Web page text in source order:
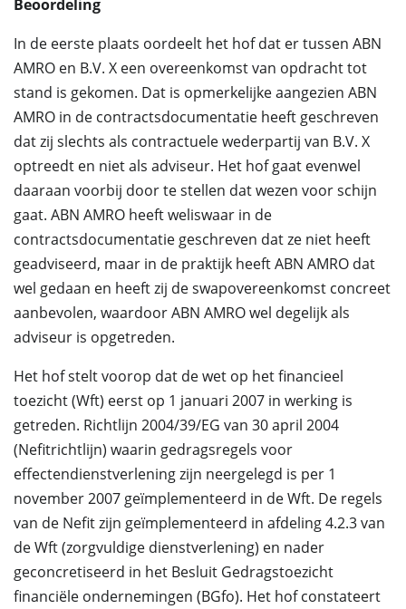
Beoordeling
In de eerste plaats oordeelt het hof dat er tussen ABN
AMRO en B.V. X een overeenkomst van opdracht tot
stand is gekomen. Dat is opmerkelijke aangezien ABN
AMRO in de contractsdocumentatie heeft geschreven
dat zij slechts als contractuele wederpartij van B.V. X
optreedt en niet als adviseur. Het hof gaat evenwel
daaraan voorbij door te stellen dat wezen voor schijn
gaat. ABN AMRO heeft weliswaar in de
contractsdocumentatie geschreven dat ze niet heeft
geadviseerd, maar in de praktijk heeft ABN AMRO dat
wel gedaan en heeft zij de swapovereenkomst concreet
aanbevolen, waardoor ABN AMRO wel degelijk als
adviseur is opgetreden.
Het hof stelt voorop dat de wet op het financieel
toezicht (Wft) eerst op 1 januari 2007 in werking is
getreden. Richtlijn 2004/39/EG van 30 april 2004
(Nefitrichtlijn) waarin gedragsregels voor
effectendienstverlening zijn neergelegd is per 1
november 2007 geïmplementeerd in de Wft. De regels
van de Nefit zijn geïmplementeerd in afdeling 4.2.3 van
de Wft (zorgvuldige dienstverlening) en nader
geconcretiseerd in het Besluit Gedragstoezicht
financiële ondernemingen (BGfo). Het hof constateert